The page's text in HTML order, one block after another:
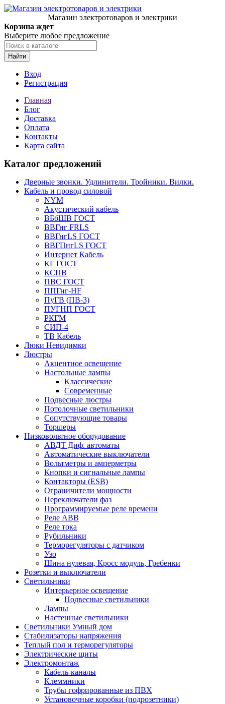
Магазин электротоваров и электрики
Корзина ждет
Выберите любое предложение
Найти
Вход
Регистрация
Главная
Блог
Доставка
Оплата
Контакты
Карта сайта
Каталог предложений
Дверные звонки. Удлинители. Тройники. Вилки.
Кабель и провод силовой
NYM
Акустический кабель
ВБбШВ ГОСТ
ВВГнг FRLS
ВВГнгLS ГОСТ
ВВГПнгLS ГОСТ
Интернет Кабель
КГ ГОСТ
КСПВ
ПВС ГОСТ
ППГнг-HF
ПуГВ (ПВ-3)
ПУГНП ГОСТ
РКГМ
СИП-4
ТВ Кабель
Люки Невидимки
Люстры
Акцентное освещение
Настольные лампы
Классические
Современные
Подвесные люстры
Потолочные светильники
Сопутствующие товары
Торшеры
Низковольтное оборудование
АВДT Диф. автоматы
Автоматические выключатели
Вольтметры и амперметры
Кнопки и сигнальные лампы
Контакторы (ESB)
Ограничители мощности
Переключатели фаз
Программируемые реле времени
Реле ABB
Реле тока
Рубильники
Терморегуляторы с датчиком
Узо
Шина нулевая, Кросс модуль, Гребенки
Розетки и выключатели
Светильники
Интерьерное освещение
Подвесные светильники
Лампы
Настенные светильники
Светильники Умный дом
Стабилизаторы напряжения
Теплый пол и терморегуляторы
Электрические щиты
Электромонтаж
Кабель-каналы
Клеммники
Трубы гофрированные из ПВХ
Установочные коробки (подрозетники)